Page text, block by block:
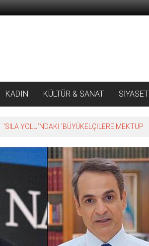
KADIN KÜLTÜR & SANAT SİYASET
YOLU’NDAKİ ’BÜYÜKELÇİLERE MEKTUP